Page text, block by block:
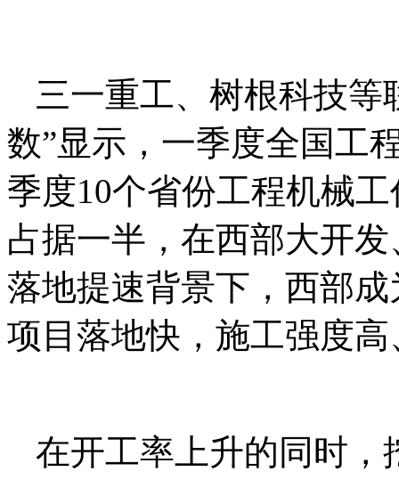
三一重工、树根科技等
数”显示，一季度全国工
季度10个省份工程机械
占据一半，在西部大开
落地提速背景下，西部
项目落地快，施工强度
在开工率上升的同时，